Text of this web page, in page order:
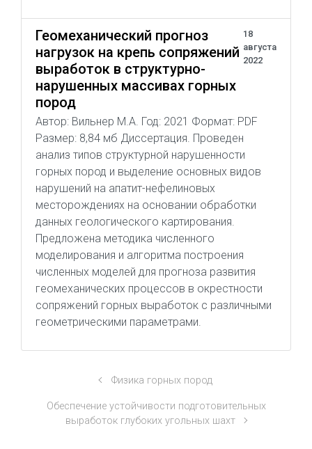
Геомеханический прогноз
нагрузок на крепь сопряжений
выработок в структурно-
нарушенных массивах горных
пород
18
августа
2022
Автор: Вильнер М.А. Год: 2021 Формат: PDF
Размер: 8,84 мб Диссертация. Проведен
анализ типов структурной нарушенности
горных пород и выделение основных видов
нарушений на апатит-нефелиновых
месторождениях на основании обработки
данных геологического картирования.
Предложена методика численного
моделирования и алгоритма построения
численных моделей для прогноза развития
геомеханических процессов в окрестности
сопряжений горных выработок с различными
геометрическими параметрами.
Физика горных пород
Обеспечение устойчивости подготовительных
выработок глубоких угольных шахт